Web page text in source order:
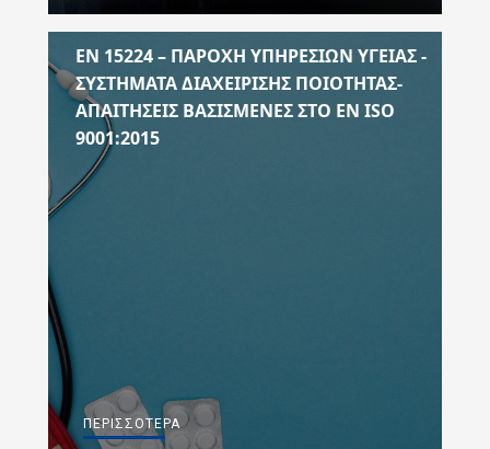
EN 15224 – ΠΑΡΟΧΗ ΥΠΗΡΕΣΙΩΝ ΥΓΕΙΑΣ -
ΣΥΣΤΗΜΑΤΑ ΔΙΑΧΕΙΡΙΣΗΣ ΠΟΙΟΤΗΤΑΣ-
ΑΠΑΙΤΗΣΕΙΣ ΒΑΣΙΣΜΕΝΕΣ ΣΤΟ ΕΝ ISO
9001:2015
ΠΕΡΙΣΣΌΤΕΡΑ